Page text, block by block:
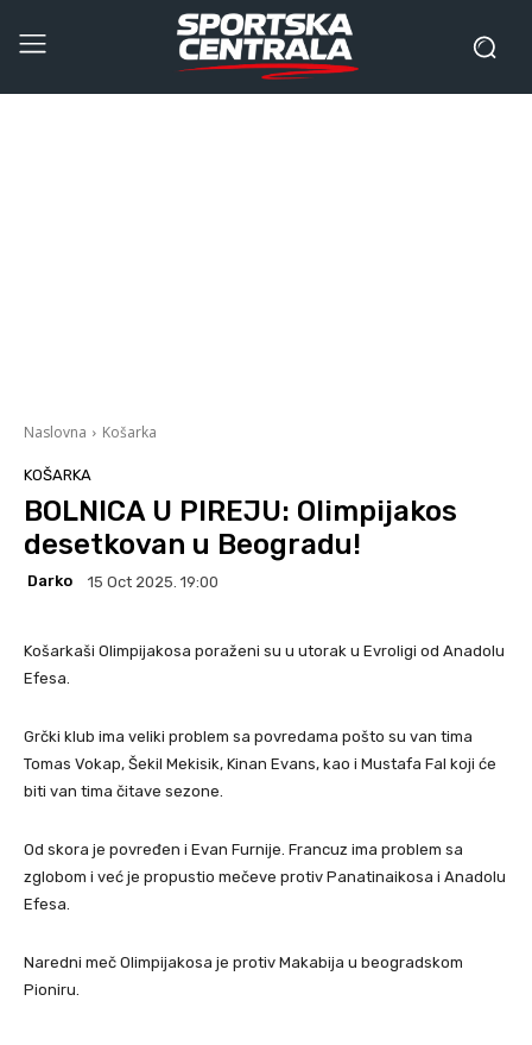
Naslovna Košarka
KOŠARKA
BOLNICA U PIREJU: Olimpijakos
desetkovan u Beogradu!
Darko 15 Oct 2025. 19:00
Košarkaši Olimpijakosa poraženi su u utorak u Evroligi od Anadolu
Efesa.
Grčki klub ima veliki problem sa povredama pošto su van tima
Tomas Vokap, Šekil Mekisik, Kinan Evans, kao i Mustafa Fal koji će
biti van tima čitave sezone.
Od skora je povređen i Evan Furnije. Francuz ima problem sa
zglobom i već je propustio mečeve protiv Panatinaikosa i Anadolu
Efesa.
Naredni meč Olimpijakosa je protiv Makabija u beogradskom
Pioniru.